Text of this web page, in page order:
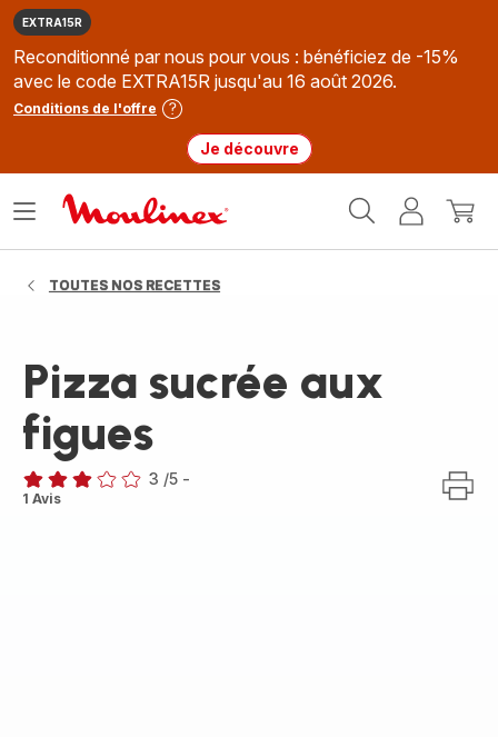
EXTRA15R
Reconditionné par nous pour vous : bénéficiez de -15%
avec le code EXTRA15R jusqu'au 16 août 2026.
Conditions de l'offre
Je découvre
MonMon
Ouvrir
TOUTES NOS RECETTES
Pizza sucrée aux
figues
Avis
3 /5 -
1 Avis